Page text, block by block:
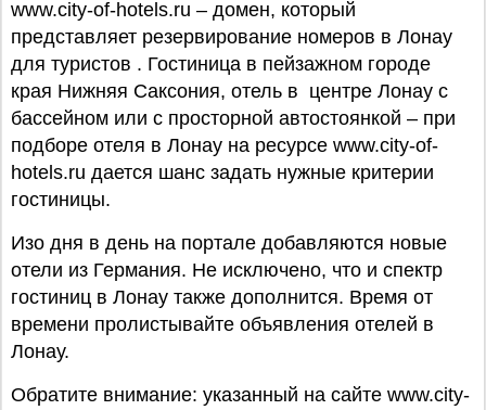
www.city-of-hotels.ru – домен, который
представляет резервирование номеров в Лонау
для туристов . Гостиница в пейзажном городе
края Нижняя Саксония, отель в центре Лонау с
бассейном или с просторной автостоянкой – при
подборе отеля в Лонау на ресурсе www.city-of-
hotels.ru дается шанс задать нужные критерии
гостиницы.
Изо дня в день на портале добавляются новые
отели из Германия. Не исключено, что и спектр
гостиниц в Лонау также дополнится. Время от
времени пролистывайте объявления отелей в
Лонау.
Обратите внимание: указанный на сайте www.city-